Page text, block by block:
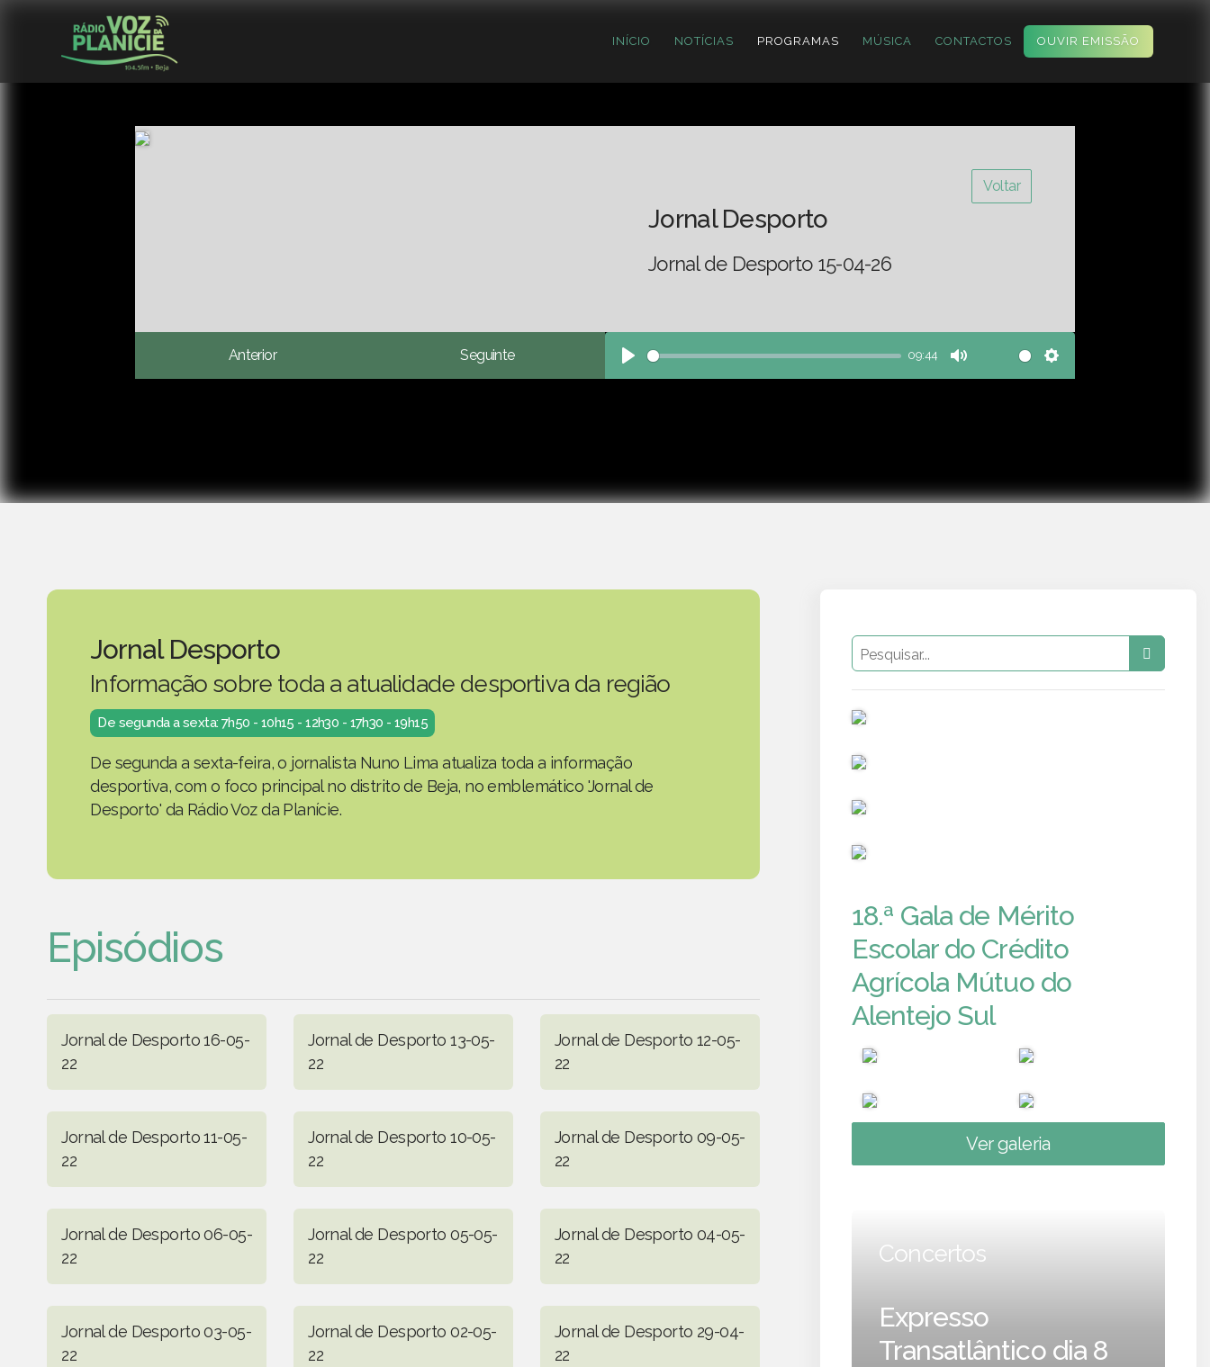
INÍCIO NOTÍCIAS PROGRAMAS MÚSICA CONTACTOS OUVIR EMISSÃO
Voltar
Jornal Desporto
Jornal de Desporto 15-04-26
Anterior Seguinte
Play
09:44
Mute Settings
Jornal Desporto
Informação sobre toda a atualidade desportiva da região
De segunda a sexta: 7h50 - 10h15 - 12h30 - 17h30 - 19h15
De segunda a sexta-feira, o jornalista Nuno Lima atualiza toda a informação
desportiva, com o foco principal no distrito de Beja, no emblemático 'Jornal de
Desporto' da Rádio Voz da Planície.
Episódios
Jornal de Desporto 16-05-
22
Jornal de Desporto 13-05-
22
Jornal de Desporto 12-05-
22
Jornal de Desporto 11-05-
22
Jornal de Desporto 10-05-
22
Jornal de Desporto 09-05-
22
Jornal de Desporto 06-05-
22
Jornal de Desporto 05-05-
22
Jornal de Desporto 04-05-
22
Jornal de Desporto 03-05-
22
Jornal de Desporto 02-05-
22
Jornal de Desporto 29-04-
22
18.ª Gala de Mérito
Escolar do Crédito
Agrícola Mútuo do
Alentejo Sul
Ver galeria
Concertos
Expresso
Transatlântico dia 8